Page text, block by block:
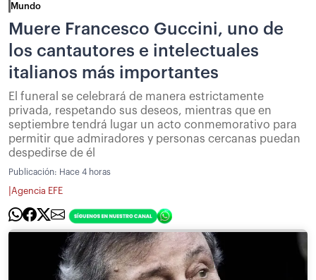
Mundo
Muere Francesco Guccini, uno de
los cantautores e intelectuales
italianos más importantes
El funeral se celebrará de manera estrictamente
privada, respetando sus deseos, mientras que en
septiembre tendrá lugar un acto conmemorativo para
permitir que admiradores y personas cercanas puedan
despedirse de él
Publicación: Hace 4 horas
Agencia EFE